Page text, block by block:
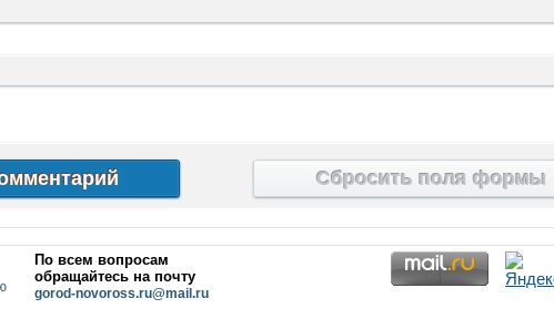
Сбросить поля формы
По всем вопросам
обращайтесь на почту
gorod-novoross.ru@mail.ru